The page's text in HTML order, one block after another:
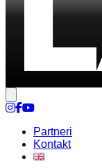
Nastavenia cookies
Partneri
Kontakt